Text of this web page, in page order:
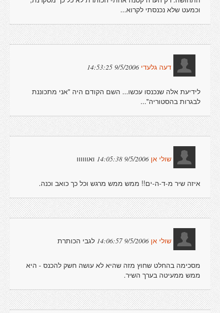
וכמעט שלא נכנסתי לקרוא...
דעה גלעדי 9/5/2006 14:53:25
לידיעת אלה שנכנסו עכשו... השם הקודם היה "אני מתכוננת
לבגרות בהסטוריה"...
שולי אן 9/5/2006 14:05:38 ואוווווו
איזה שיר מ-ד-ה-ים!! ממש ממש מרגש וכל כך כואב וכנה.
שולי אן 9/5/2006 14:06:57 לגבי הכותרת
מסכימה בהחלט שחוץ מזה שהיא לא עושה חשק להכנס - היא
ממש ממעיטה בערך השיר.